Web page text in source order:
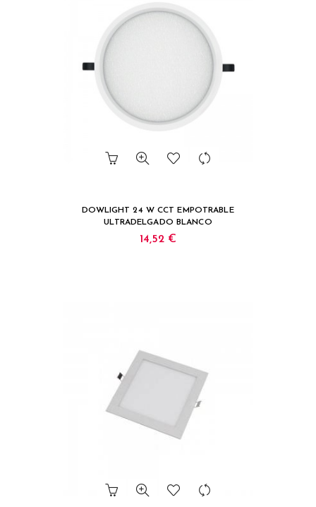
DOWLIGHT 24 W CCT EMPOTRABLE
ULTRADELGADO BLANCO
14,52 €